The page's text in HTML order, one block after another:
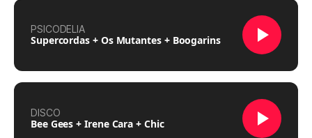
PSICODELIA
Supercordas + Os Mutantes + Boogarins
DISCO
Bee Gees + Irene Cara + Chic